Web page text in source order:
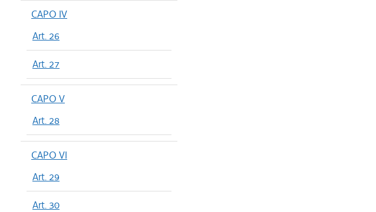
CAPO IV
Art. 26
Art. 27
CAPO V
Art. 28
CAPO VI
Art. 29
Art. 30